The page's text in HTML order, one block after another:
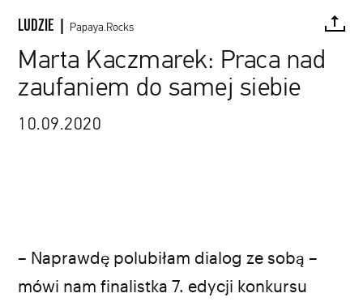
LUDZIE | Papaya.Rocks
Marta Kaczmarek: Praca nad
zaufaniem do samej siebie
10.09.2020
– Naprawdę polubiłam dialog ze sobą –
mówi nam finalistka 7. edycji konkursu